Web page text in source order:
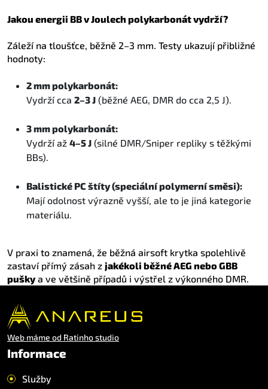
Jakou energii BB v Joulech polykarbonát vydrží?
Záleží na tloušťce, běžně 2–3 mm. Testy ukazují přibližné
hodnoty:
2 mm polykarbonát:
Vydrží cca 2–3 J (běžné AEG, DMR do cca 2,5 J).
3 mm polykarbonát:
Vydrží až 4–5 J (silné DMR/Sniper repliky s těžkými
BBs).
Balistické PC štíty (speciální polymerní směsi):
Mají odolnost výrazně vyšší, ale to je jiná kategorie
materiálu.
V praxi to znamená, že běžná airsoft krytka spolehlivě
zastaví přímý zásah z jakékoli běžné AEG nebo GBB
puškya ve většině případů i výstřel z výkonného DMR.
Web máme od Ratinho studio
Informace
Služby